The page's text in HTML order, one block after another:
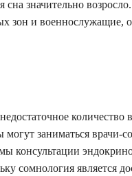
значительно
и военнослужащие,
количество
заниматься врачи-
консультации
сомнология является